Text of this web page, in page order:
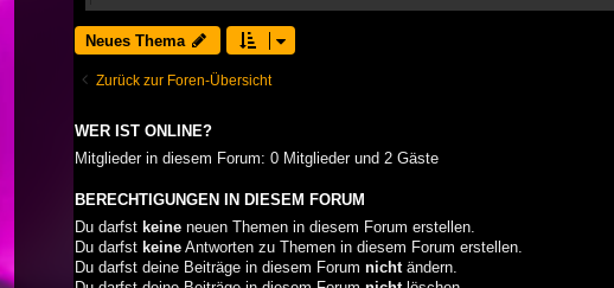
Neues Thema
Zurück zur Foren-Übersicht
WER IST ONLINE?
Mitglieder in diesem Forum: 0 Mitglieder und 2 Gäste
BERECHTIGUNGEN IN DIESEM FORUM
Du darfst keine neuen Themen in diesem Forum erstellen.
Du darfst keine Antworten zu Themen in diesem Forum erstellen.
Du darfst deine Beiträge in diesem Forum nicht ändern.